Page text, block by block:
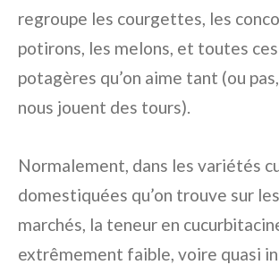
regroupe les courgettes, les
potirons, les melons, et toutes
potagères qu’on aime tant (ou
nous jouent des tours).
Normalement, dans les variétés
domestiquées qu’on trouve sur
marchés, la teneur en
extrêmement faible, voire quasi